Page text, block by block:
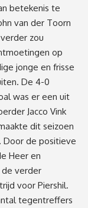
betekenis te
van der Toorn
zou
op
jonge en frisse
De 4-0
was er een uit
Jacco Vink
dit seizoen
Door de positieve
Heer en
de verder
voor Piershil.
tegentreffers